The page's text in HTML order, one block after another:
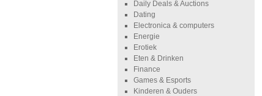
Daily Deals & Auctions
Dating
Electronica & computers
Energie
Erotiek
Eten & Drinken
Finance
Games & Esports
Kinderen & Ouders